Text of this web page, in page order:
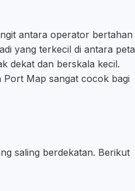
antara operator bertahan
yang terkecil di antara peta
dekat dan berskala kecil.
Port Map sangat cocok bagi
saling berdekatan. Berikut